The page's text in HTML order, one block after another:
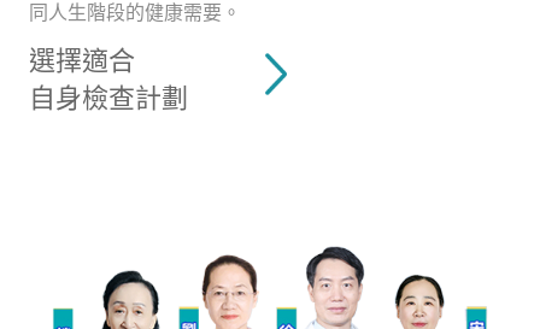
同人生階段的健康需要。
選擇適合
自身檢查計劃